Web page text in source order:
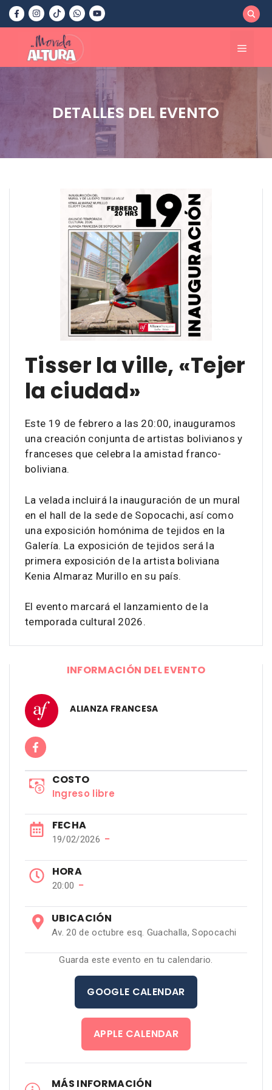
Saltar
contenido
Menú
DETALLES DEL EVENTO
Tisser la ville, «Tejer
la ciudad»
Este 19 de febrero a las 20:00, inauguramos
una creación conjunta de artistas bolivianos y
franceses que celebra la amistad franco-
boliviana.
La velada incluirá la inauguración de un mural
en el hall de la sede de Sopocachi, así como
una exposición homónima de tejidos en la
Galería. La exposición de tejidos será la
primera exposición de la artista boliviana
Kenia Almaraz Murillo en su país.
El evento marcará el lanzamiento de la
temporada cultural 2026.
INFORMACIÓN DEL EVENTO
ALIANZA FRANCESA
COSTO
Ingreso libre
FECHA
19/02/2026 −
HORA
20:00 −
UBICACIÓN
Av. 20 de octubre esq. Guachalla, Sopocachi
Guarda este evento en tu calendario.
GOOGLE CALENDAR
APPLE CALENDAR
MÁS INFORMACIÓN